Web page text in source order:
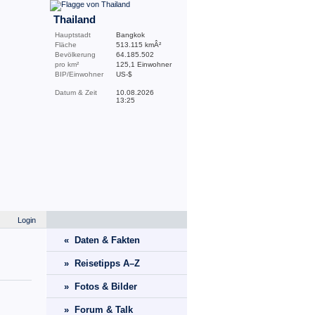
Thailand
Hauptstadt
Bangkok
Fläche
513.115 kmÂ²
Bevölkerung
64.185.502
pro km²
125,1 Einwohner
BIP/Einwohner
US-$
Datum & Zeit
10.08.2026
13:25
Login
« Daten & Fakten
» Reisetipps A–Z
» Fotos & Bilder
» Forum & Talk